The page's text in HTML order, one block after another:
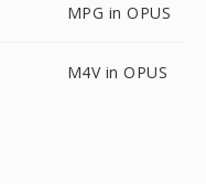
MPG in OPUS
M4V in OPUS